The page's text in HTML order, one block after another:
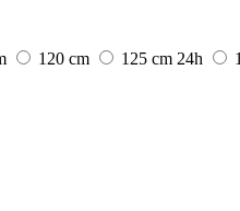
120 cm 125 cm 24h